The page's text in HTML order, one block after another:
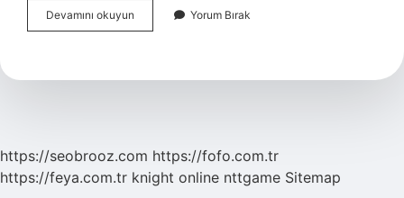
Devamını okuyun
Falında
Ne
Yorum Bırak
https://seobrooz.com https://fofo.com.tr
https://feya.com.tr knight online nttgame Sitemap